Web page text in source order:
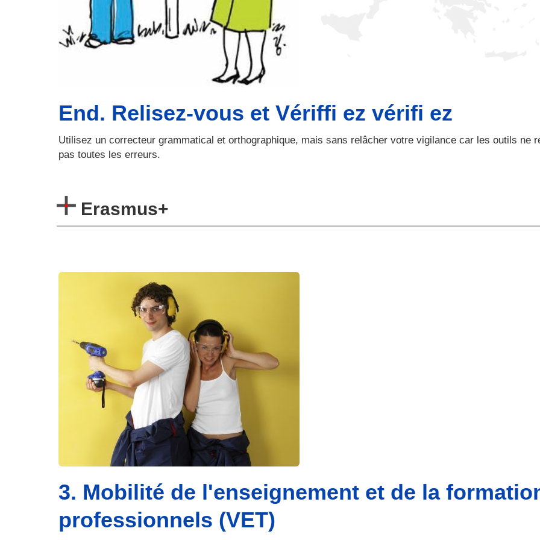
End. Relisez-vous et Vériffi ez vérifi ez
Utilisez un correcteur grammatical et orthographique, mais sans relâcher votre vigilance car les outils ne
pas toutes les erreurs.
Erasmus+
3. Mobilité de l'enseignement et de la
professionnels (VET)